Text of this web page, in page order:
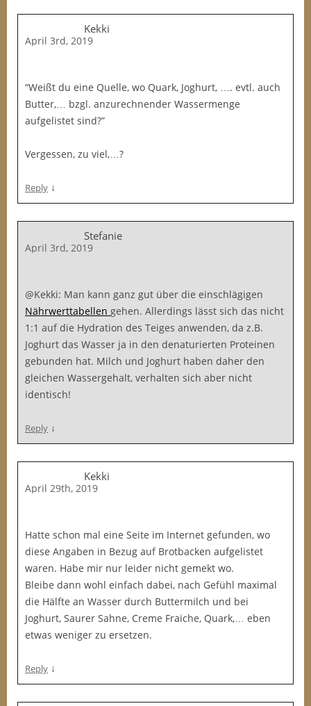
Kekki
April 3rd, 2019
“Weißt du eine Quelle, wo Quark, Joghurt, …. evtl. auch
Butter,… bzgl. anzurechnender Wassermenge
aufgelistet sind?”
Vergessen, zu viel,…?
Reply ↓
Stefanie
April 3rd, 2019
@Kekki: Man kann ganz gut über die einschlägigen
Nährwerttabellen gehen. Allerdings lässt sich das nicht
1:1 auf die Hydration des Teiges anwenden, da z.B.
Joghurt das Wasser ja in den denaturierten Proteinen
gebunden hat. Milch und Joghurt haben daher den
gleichen Wassergehalt, verhalten sich aber nicht
identisch!
Reply ↓
Kekki
April 29th, 2019
Hatte schon mal eine Seite im Internet gefunden, wo
diese Angaben in Bezug auf Brotbacken aufgelistet
waren. Habe mir nur leider nicht gemekt wo.
Bleibe dann wohl einfach dabei, nach Gefühl maximal
die Hälfte an Wasser durch Buttermilch und bei
Joghurt, Saurer Sahne, Creme Fraiche, Quark,… eben
etwas weniger zu ersetzen.
Reply ↓